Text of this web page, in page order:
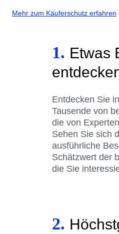
Mehr zum Käuferschutz erfahren
1. Etwas
Entdecken Sie
Tausende von
die von
Sehen Sie sich
ausführliche
Schätzwert der
die Sie
2.